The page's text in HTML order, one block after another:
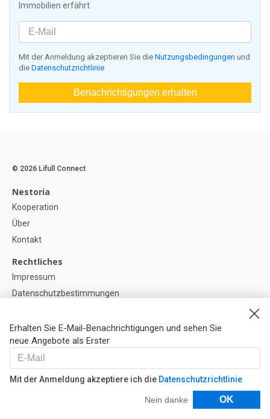
Immobilien erfährt
Mit der Anmeldung akzeptieren Sie die Nutzungsbedingungen und
die Datenschutzrichtlinie
Benachrichtigungen erhalten
Erhalten Sie E-Mail-Benachrichtigungen und sehen Sie
neue Angebote als Erster
Mit der Anmeldung akzeptiere ich die Datenschutzrichtlinie
Nein danke OK
Filter
© 2026 Lifull Connect
Nestoria
Kooperation
Über
Kontakt
Rechtliches
Impressum
Datenschutzbestimmungen
Cookie-Einstellunge
Hilfe
FAQ
Unsere Partner